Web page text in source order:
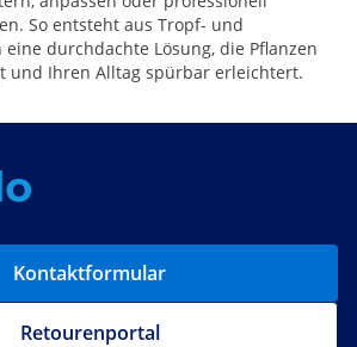
So entsteht aus Tropf- und
durchdachte Lösung, die Pflanzen
und Ihren Alltag spürbar erleichtert.
Kontaktformular
Retourenportal